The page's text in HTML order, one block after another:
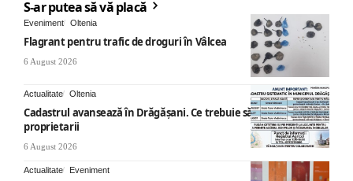
S-ar putea să vă placă
Eveniment Oltenia
Flagrant pentru trafic de droguri în Vâlcea
6 August 2026
Actualitate Oltenia
Cadastrul avansează în Drăgășani. Ce trebuie să știe
proprietarii
6 August 2026
Actualitate Eveniment